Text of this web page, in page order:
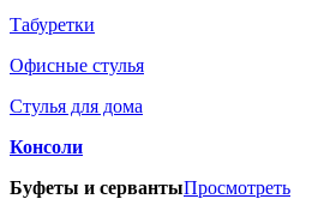
Табуретки
Офисные стулья
Стулья для дома
Консоли
Буфеты и сервантыПросмотреть